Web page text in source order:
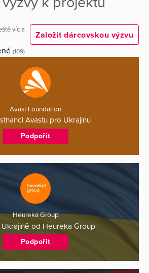
víc a
Založit dárcovskou výzvu
(109)
Avast Foundation
Avastu pro Ukrajinu
Podpořit
Heureka Group
Ukrajině od Heureka Group
Podpořit